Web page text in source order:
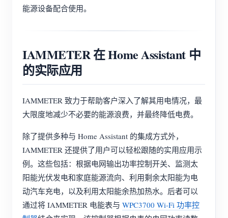
能源设备配合使用。
IAMMETER 在 Home Assistant 中
的实际应用
IAMMETER 致力于帮助客户深入了解其用电情况，最
大限度地减少不必要的能源浪费，并最终降低电费。
除了提供多种与 Home Assistant 的集成方式外，
IAMMETER 还提供了用户可以轻松跟随的实用应用示
例。这些包括：根据电网输出功率控制开关、监测太
阳能光伏发电和家庭能源流向、利用剩余太阳能为电
动汽车充电，以及利用太阳能余热加热水。后者可以
通过将 IAMMETER 电能表与 WPC3700 Wi-Fi 功率控